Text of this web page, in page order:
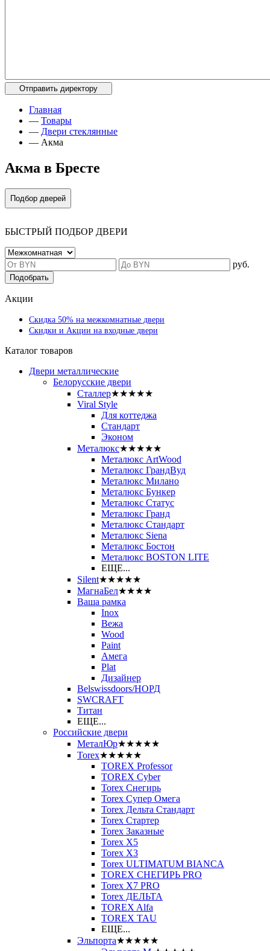
Главная
— Товары
— Двери стеклянные
— Акма
Акма в Бресте
Подбор дверей
БЫСТРЫЙ ПОДБОР ДВЕРИ
руб.
Подобрать
Акции
Скидка 50% на межкомнатные двери
Скидки и Акции на входные двери
Каталог товаров
Двери металлические
Белорусские двери
Сталлер★★★★★
Viral Style
Для коттеджа
Стандарт
Эконом
Металюкс★★★★★
Металюкс ArtWood
Металюкс ГрандВуд
Металюкс Милано
Металюкс Бункер
Металюкс Статус
Металюкс Гранд
Металюкс Стандарт
Металюкс Siena
Металюкс Бостон
Металюкс BOSTON LITE
ЕЩЕ...
Silent★★★★★
МагнаБел★★★★
Ваша рамка
Inox
Вежа
Wood
Paint
Амега
Plat
Дизайнер
Belswissdoors/НОРД
SWCRAFT
Титан
ЕЩЕ...
Российские двери
МеталЮр★★★★★
Torex★★★★★
TOREX Professor
TOREX Cyber
Torex Снегирь
Torex Супер Омега
Torex Дельта Стандарт
Torex Стартер
Torex Заказные
Torex Х5
Torex Х3
Torex ULTIMATUM BIANCA
TOREX СНЕГИРЬ PRO
Torex X7 PRO
Torex ДЕЛЬТА
TOREX Alfa
TOREX TAU
ЕЩЕ...
Эльпорта★★★★★